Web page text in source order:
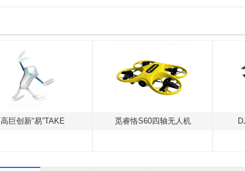
高巨创新“易”TAKE 觅睿恪S60四轴无人机